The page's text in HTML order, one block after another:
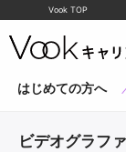
Vook TOP
はじめての方へ
ビデオグラフ